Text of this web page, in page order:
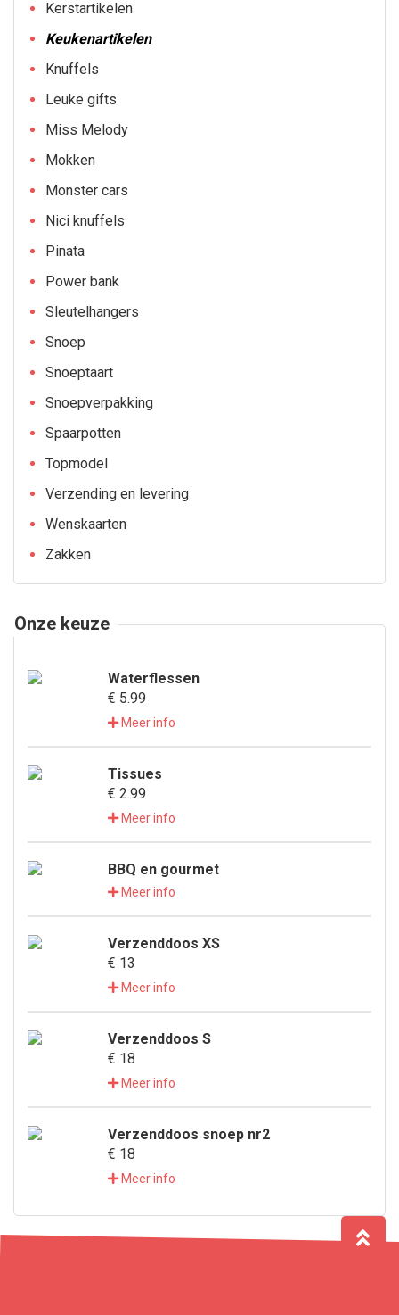
Kerstartikelen
Keukenartikelen
Knuffels
Leuke gifts
Miss Melody
Mokken
Monster cars
Nici knuffels
Pinata
Power bank
Sleutelhangers
Snoep
Snoeptaart
Snoepverpakking
Spaarpotten
Topmodel
Verzending en levering
Wenskaarten
Zakken
Onze keuze
Waterflessen
€ 5.99
Meer info
Tissues
€ 2.99
Meer info
BBQ en gourmet
Meer info
Verzenddoos XS
€ 13
Meer info
Verzenddoos S
€ 18
Meer info
Verzenddoos snoep nr2
€ 18
Meer info